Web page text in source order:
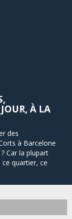
À LA
des
à Barcelone
Car la plupart
quartier, ce
Cette
matin. Si vous
être louer